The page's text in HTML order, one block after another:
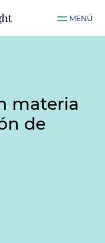
MENÚ
materia
de